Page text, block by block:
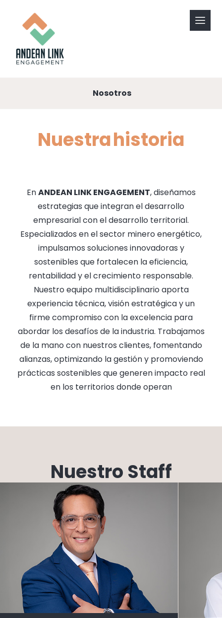
Nosotros
Nuestrahistoria
EnANDEAN LINK ENGAGEMENT, diseñamos
estrategias que integran el desarrollo
empresarial con el desarrollo territorial.
Especializados en el sector minero energético,
impulsamos soluciones innovadoras y
sostenibles que fortalecen la eficiencia,
rentabilidad y el crecimiento responsable.
Nuestro equipo multidisciplinario aporta
experiencia técnica, visión estratégica y un
firme compromiso con la excelencia para
abordar los desafíos de la industria. Trabajamos
de la mano con nuestros clientes, fomentando
alianzas, optimizando la gestión y promoviendo
prácticas sostenibles que generen impacto real
en los territorios donde operan
Nuestro Staff